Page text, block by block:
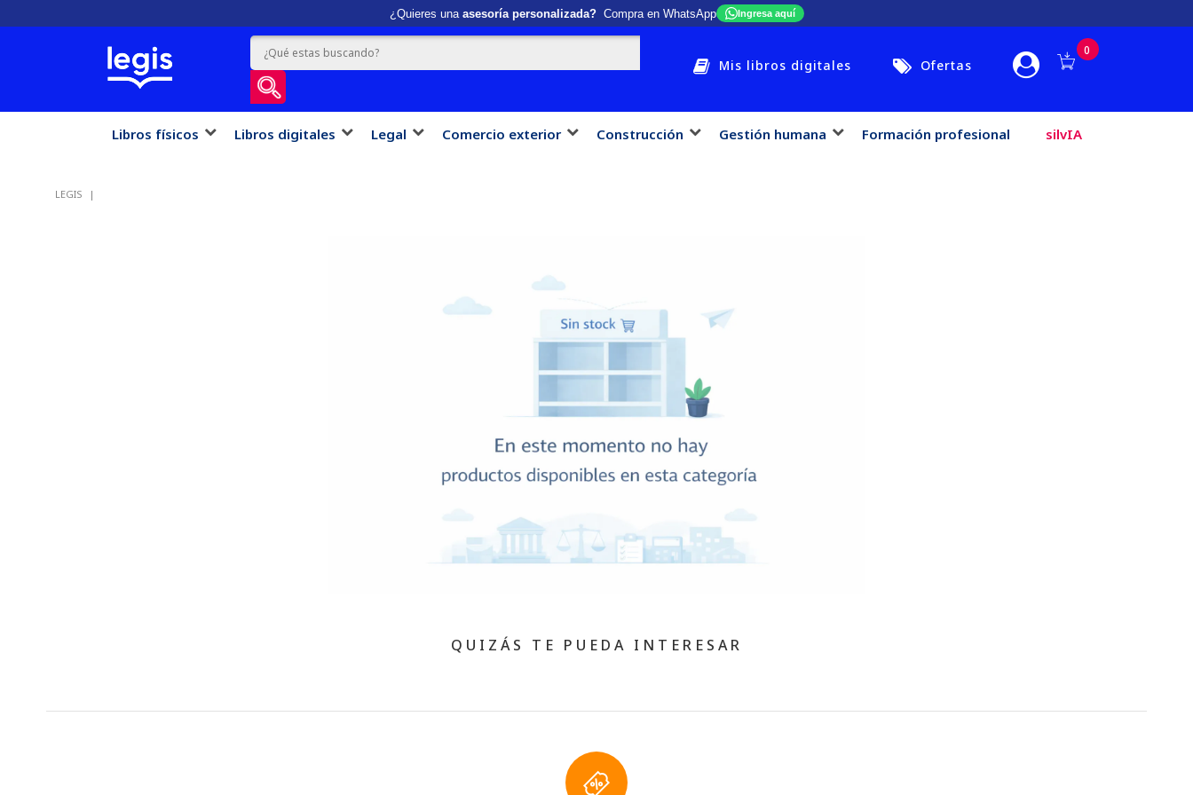
¿Quieres una asesoría personalizada?Compra en WhatsApp Ingresa aquí
Mis libros digitales Ofertas
0
Libros físicos Libros digitales Legal Comercio exterior Construcción Gestión humana Formación profesional silvIA
LEGIS
QUIZÁS TE PUEDA INTERESAR